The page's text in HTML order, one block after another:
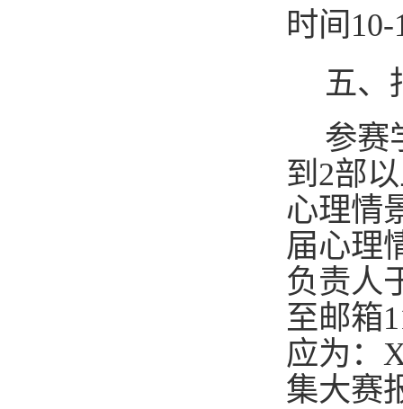
时间
五、
参赛
到2部
心理情
届心理
负责人
至邮箱
应为：
集大赛